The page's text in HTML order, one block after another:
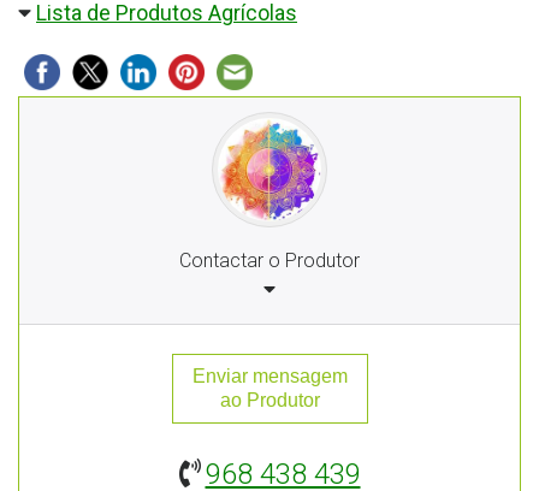
Lista de Produtos Agrícolas
Contactar o Produtor
Enviar mensagem
ao Produtor
968 438 439